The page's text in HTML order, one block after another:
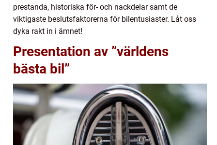
prestanda, historiska för- och nackdelar samt de
viktigaste beslutsfaktorerna för bilentusiaster. Låt oss
dyka rakt in i ämnet!
Presentation av ”världens
bästa bil”